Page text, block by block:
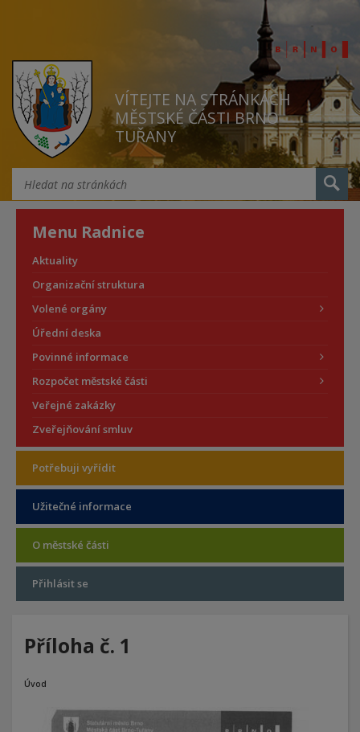
VÍTEJTE NA STRÁNKÁCH
MĚSTSKÉ ČÁSTI BRNO
TUŘANY
Menu Radnice
Aktuality
Organizační struktura
Volené orgány
Úřední deska
Povinné informace
Rozpočet městské části
Veřejné zakázky
Zveřejňování smluv
Potřebuji vyřídit
Užitečné informace
O městské části
Přihlásit se
Příloha č. 1
Úvod